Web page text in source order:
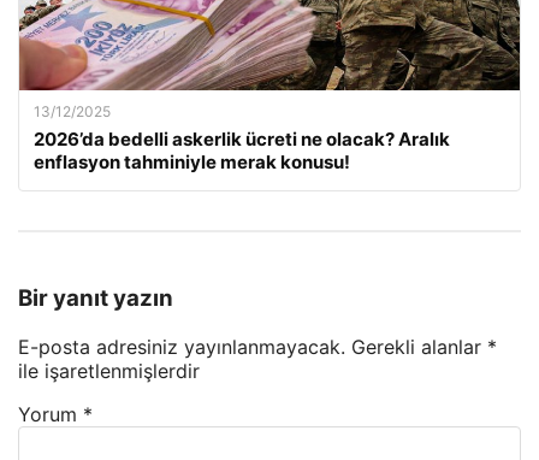
13/12/2025
2026’da bedelli askerlik ücreti ne olacak? Aralık
enflasyon tahminiyle merak konusu!
Bir yanıt yazın
E-posta adresiniz yayınlanmayacak. Gerekli alanlar *
ile işaretlenmişlerdir
Yorum *